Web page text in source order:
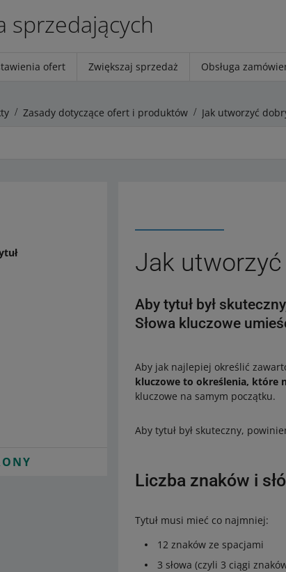
sprzedających
ofert Zwiększaj sprzedaż Obsługa
Zasady dotyczące ofert i produktów Jak utworzyć
Jak
Aby tytuł był
Słowa kluczowe
Aby jak najlepiej określić
kluczowe to określenia, które
kluczowe na samym początku.
Aby tytuł był skuteczny,
Liczba znaków i
Tytuł musi mieć co najmniej:
12 znaków ze spacjami
3 słowa (czyli 3 ciągi